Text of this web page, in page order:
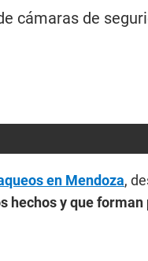
cámaras de
en Mendoza,
hechos y que forman